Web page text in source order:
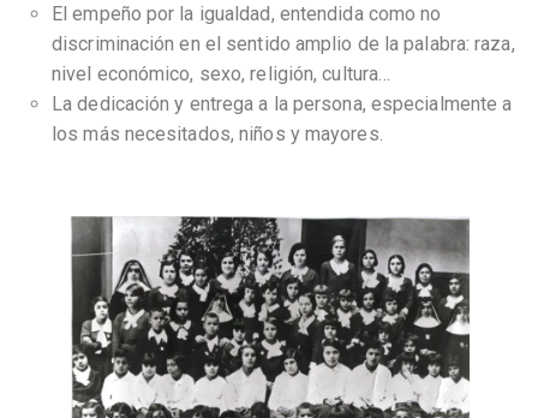
El empeño por la igualdad, entendida como no
discriminación en el sentido amplio de la palabra: raza,
nivel económico, sexo, religión, cultura…
La dedicación y entrega a la persona, especialmente a
los más necesitados, niños y mayores.